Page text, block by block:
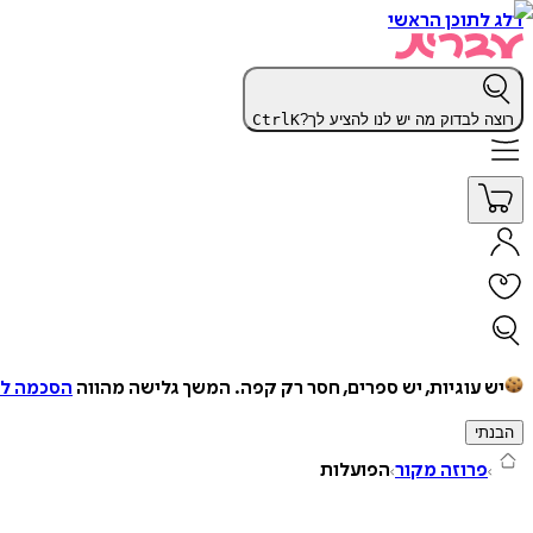
דלג לתוכן הראשי
רוצה לבדוק מה יש לנו להציע לך? CtrlK
יש עוגיות, יש ספרים, חסר רק קפה. המשך גלישה מהווה הסכמה
הבנתי
פרוזה מקור הפועלות